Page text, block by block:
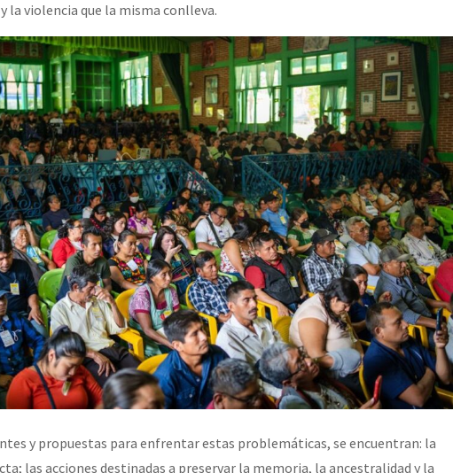
la violencia que la misma conlleva.
y propuestas para enfrentar estas problemáticas, se encuentran: la
las acciones destinadas a preservar la memoria, la ancestralidad y la